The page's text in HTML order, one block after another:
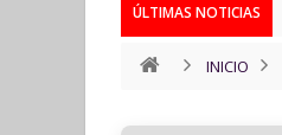
ÚLTIMAS NOTICIAS
INICIO